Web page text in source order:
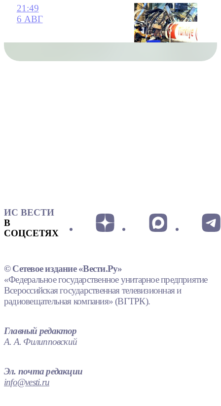
21:49
6 АВГ
ИС ВЕСТИ
В
СОЦСЕТЯХ
© Сетевое издание «Вести.Ру»
«Федеральное государственное унитарное предприятие
Всероссийская государственная телевизионная и
радиовещательная компания» (ВГТРК).
Главный редактор
А. А. Филипповский
Эл. почта редакции
info@vesti.ru